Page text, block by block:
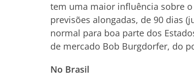
tem uma maior influência sobre
previsões alongadas, de 90 dias
normal para boa parte dos
de mercado Bob Burgdorfer, do
No Brasil